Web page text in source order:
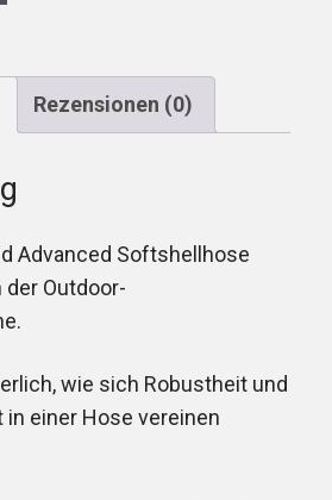
Rezensionen (0)
Advanced Softshellhose
Outdoor-
wie sich Robustheit und
einer Hose vereinen